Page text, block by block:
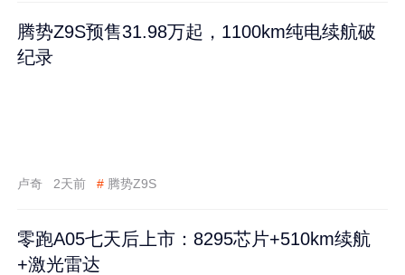
腾势Z9S预售31.98万起，1100km纯电续航破
纪录
卢奇 2天前 # 腾势Z9S
零跑A05七天后上市：8295芯片+510km续航
+激光雷达